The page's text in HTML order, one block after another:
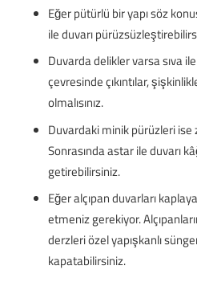
Eğer pütürlü bir yapı söz
ile duvarı
Duvarda delikler varsa sıva
çevresinde çıkıntılar,
olmalısınız.
Duvardaki minik pürüzleri
Sonrasında astar ile duvarı
getirebilirsiniz.
Eğer alçıpan duvarları
etmeniz gerekiyor.
derzleri özel yapışkanlı
kapatabilirsiniz.